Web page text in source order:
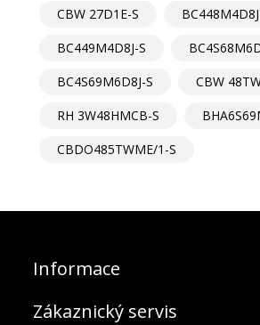
CBW 27D1E-S
BC449M4D8J-S
BC4S69M6D8J-S
CBW
RH 3W48HMCB-S
CBDO485TWME/1-S
Informace
Zákaznický servis